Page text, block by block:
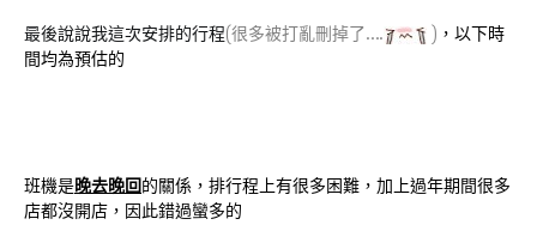
最後說說我這次安排的行程(很多被打亂刪掉了…. ) ，以下時
間均為預估的
班機是晚去晚回的關係，排行程上有很多困難，加上過年期間很多
店都沒開店，因此錯過蠻多的